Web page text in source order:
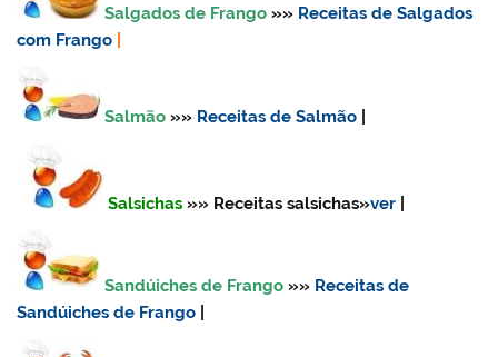
Salgados de Frango »» Receitas de Salgados
com Frango
Salmão »» Receitas de Salmão
Salsichas »» Receitas salsichas»ver
Sandúiches de Frango »» Receitas de
Sandúiches de Frango